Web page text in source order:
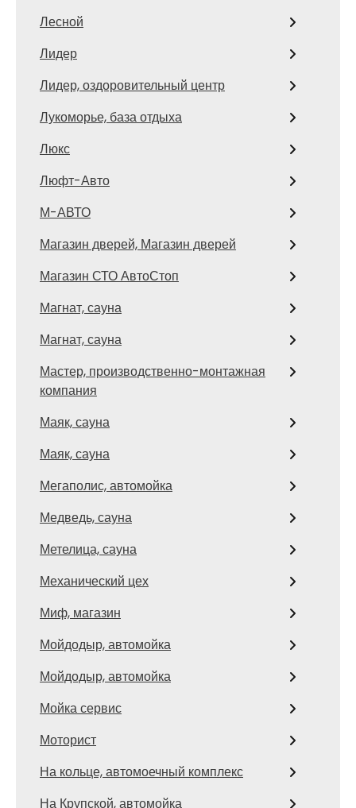
Лесной
Лидер
Лидер, оздоровительный центр
Лукоморье, база отдыха
Люкс
Люфт-Авто
М-АВТО
Магазин дверей, Магазин дверей
Магазин СТО АвтоСтоп
Магнат, сауна
Магнат, сауна
Мастер, производственно-монтажная
компания
Маяк, сауна
Маяк, сауна
Мегаполис, автомойка
Медведь, сауна
Метелица, сауна
Механический цех
Миф, магазин
Мойдодыр, автомойка
Мойдодыр, автомойка
Мойка сервис
Моторист
На кольце, автомоечный комплекс
На Крупской, автомойка